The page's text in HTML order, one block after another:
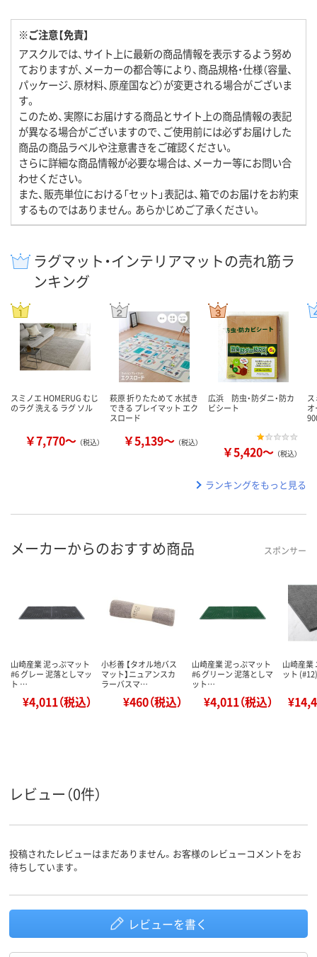
※ご注意【免責】
アスクルでは、サイト上に最新の商品情報を表示するよう努め
ておりますが、メーカーの都合等により、商品規格・仕様（容量、
パッケージ、原材料、原産国など）が変更される場合がございま
す。
このため、実際にお届けする商品とサイト上の商品情報の表記
が異なる場合がございますので、ご使用前には必ずお届けした
商品の商品ラベルや注意書きをご確認ください。
さらに詳細な商品情報が必要な場合は、メーカー等にお問い合
わせください。
また、販売単位における「セット」表記は、箱でのお届けをお約束
するものではありません。あらかじめご了承ください。
ラグマット・インテリアマットの売れ筋ラ
ンキング
スミノエ HOMERUG むじ
のラグ 洗える ラグ ソル
￥7,770～ （税込）
萩原 折りたためて 水拭き
できる プレイマット エク
スロード
￥5,139～ （税込）
広浜 防虫・防ダニ・防カ
ビシート
￥5,420～ （税込）
ランキングをもっと見る
メーカーからのおすすめ商品 スポンサー
山崎産業 泥っぷマット
#6 グレー 泥落としマッ
ト …
¥4,011（税込）
小杉善 【タオル地バス
マット】ニュアンスカ
ラーバスマ…
¥460（税込）
山崎産業 泥っぷマット
#6 グリーン 泥落としマ
ット…
¥4,011（税込）
山崎産業
ット
レビュー（0件）
投稿されたレビューはまだありません。お客様のレビューコメントをお
待ちしています。
レビューを書く